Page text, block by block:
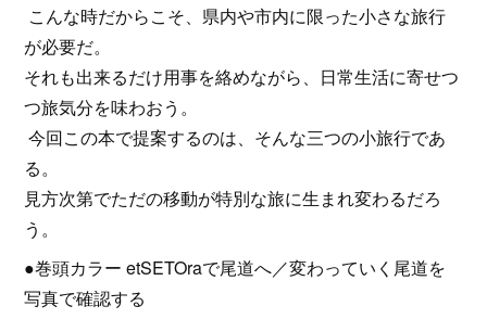
こんな時だからこそ、県内や市内に限った小さな旅行
が必要だ。
それも出来るだけ用事を絡めながら、日常生活に寄せつ
つ旅気分を味わおう。
今回この本で提案するのは、そんな三つの小旅行であ
る。
見方次第でただの移動が特別な旅に生まれ変わるだろ
う。
●巻頭カラー etSETOraで尾道へ／変わっていく尾道を
写真で確認する